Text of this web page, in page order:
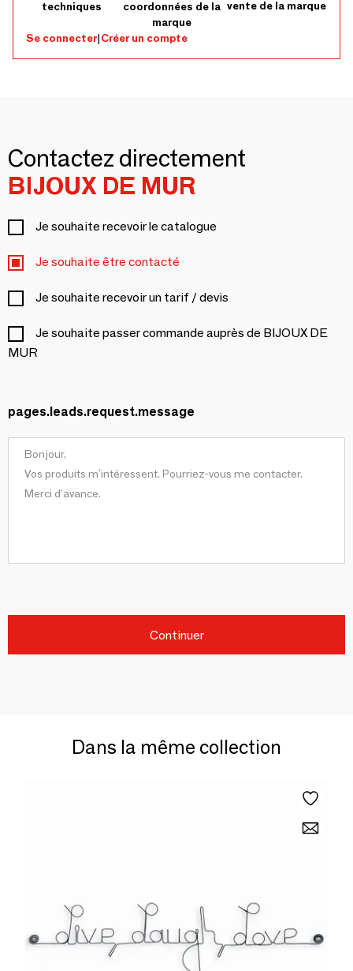
techniques
coordonnées de la
marque
vente de la marque
Se connecter|Créer un compte
Contactez directement
BIJOUX DE MUR
Je souhaite recevoir le catalogue
Je souhaite être contacté
Je souhaite recevoir un tarif / devis
Je souhaite passer commande auprès de BIJOUX DE
MUR
pages.leads.request.message
Continuer
Dans la même collection